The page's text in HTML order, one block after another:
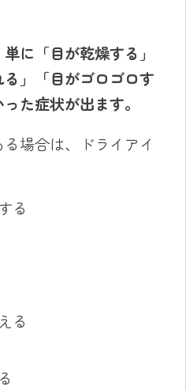
単に「目が乾燥する」
」「目がゴロゴロす
た症状が出ます。
場合は、ドライアイ
る
る